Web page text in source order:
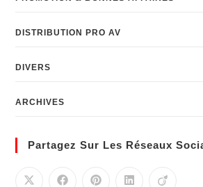
DISTRIBUTION PRO AV
DIVERS
ARCHIVES
Partagez Sur Les Réseaux